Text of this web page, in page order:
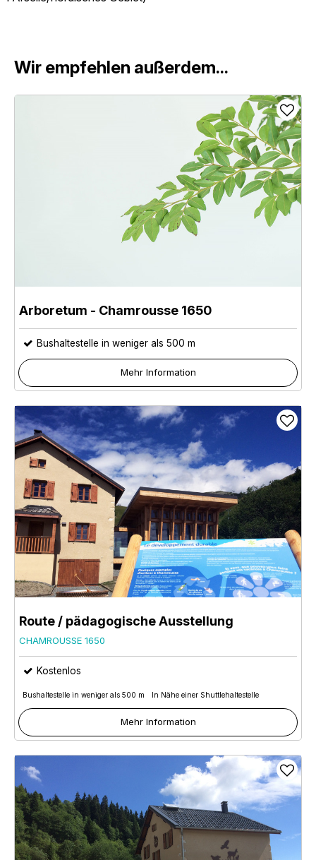
Wir empfehlen außerdem...
Arboretum - Chamrousse 1650
Bushaltestelle in weniger als 500 m
Mehr Information
Route / pädagogische Ausstellung
CHAMROUSSE 1650
Kostenlos
Bushaltestelle in weniger als 500 m In Nähe einer Shuttlehaltestelle
Mehr Information